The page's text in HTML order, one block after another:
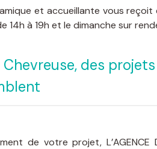
et accueillante vous reçoit
14h à 19h et le dimanche sur
des
de votre projet, L’AGENCE